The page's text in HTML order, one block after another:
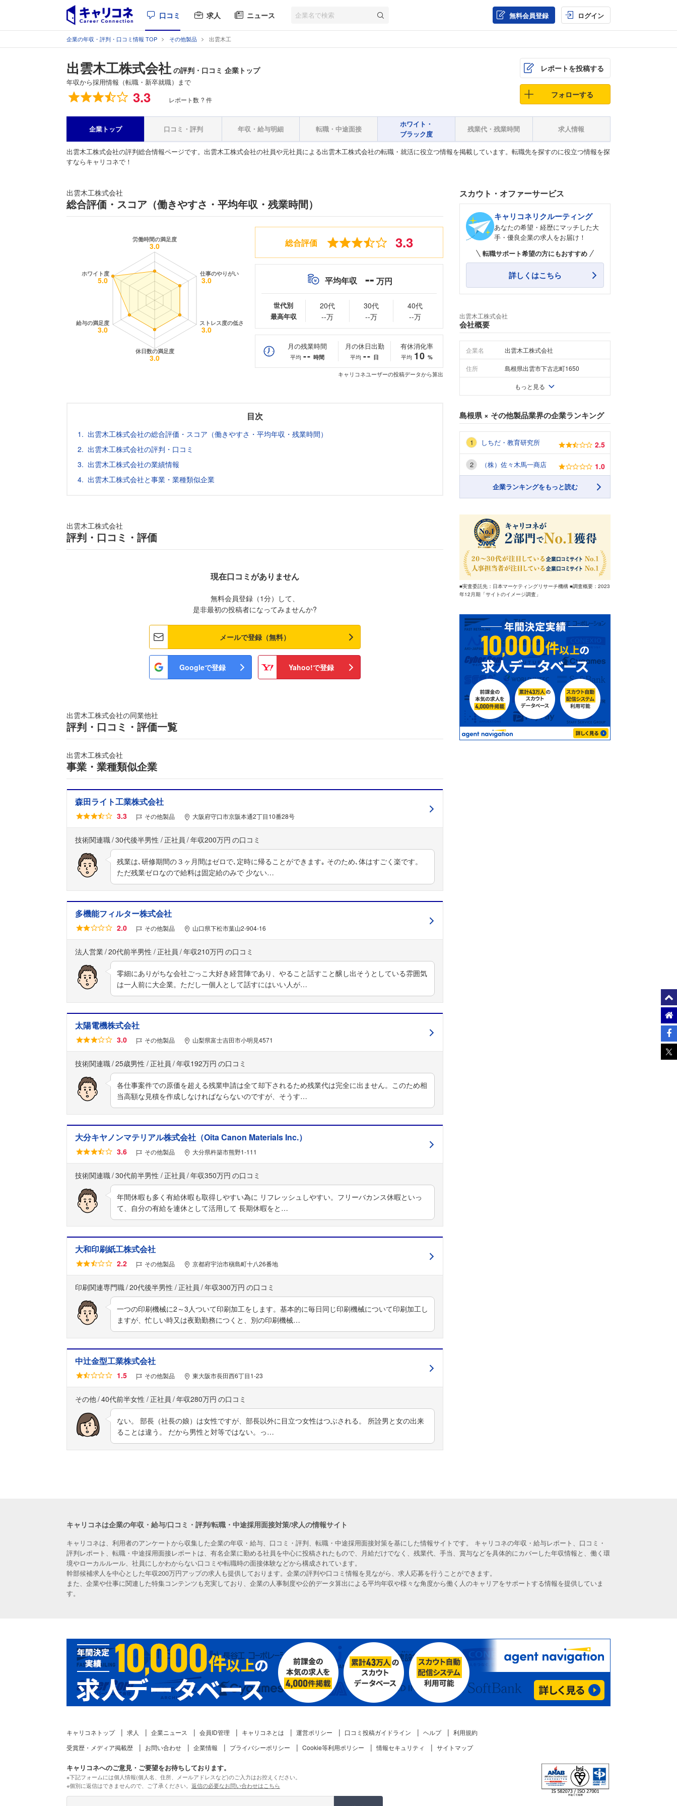
口コミ 求人 ニュース 無料会員登録 ログイン
企業の年収・評判・口コミ情報 TOP その他製品 出雲木工
出雲木工株式会社 の評判・口コミ 企業トップ
年収から採用情報（転職・新卒就職）まで
総合評価 3.3 レポート数 ? 件
レポートを投稿する
フォローする
企業トップ 口コミ・評判 年収・給与明細 転職・中途面接
ホワイト・
ブラック度
残業代・残業時間 求人情報
出雲木工株式会社の評判総合情報ページです。出雲木工株式会社の社員や元社員による出雲木工株式会社の転職・就活に役立つ情報を掲載しています。転職先を探すのに役立つ情報を探
すならキャリコネで！
フォローしました
出雲木工株式会社
総合評価・スコア（働きやすさ・平均年収・残業時間）
総合評価 3.3
平均年収 -- 万円
世代別
最高年収
20代
--万
30代
--万
40代
--万
月の残業時間
平均 -- 時間
月の休日出勤
平均 -- 日
有休消化率
平均 10 %
キャリコネユーザーの投稿データから算出
目次
出雲木工株式会社の総合評価・スコア（働きやすさ・平均年収・残業時間）
出雲木工株式会社の評判・口コミ
出雲木工株式会社の業績情報
出雲木工株式会社と事業・業種類似企業
出雲木工株式会社
評判・口コミ・評価
現在口コミがありません
無料会員登録（1分）して、
是非最初の投稿者になってみませんか?
メールで登録（無料）
Googleで登録 Yahoo!で登録
出雲木工株式会社の同業他社
評判・口コミ・評価一覧
出雲木工株式会社
事業・業種類似企業
森田ライト工業株式会社
3.3 その他製品 大阪府守口市京阪本通2丁目10番28号
技術関連職 30代後半男性 正社員 年収200万円
残業は､研修期間の３ヶ月間はゼロで､定時に帰ることができます｡ そのため､体はすごく楽です。
ただ残業ゼロなので給料は固定給のみで 少ない…
多機能フィルター株式会社
2.0 その他製品 山口県下松市葉山2-904-16
法人営業 20代前半男性 正社員 年収210万円
零細にありがちな会社ごっこ大好き経営陣であり、やること話すこと醸し出そうとしている雰囲気
は一人前に大企業。ただし一個人として話すにはいい人が…
太陽電機株式会社
3.0 その他製品 山梨県富士吉田市小明見4571
技術関連職 25歳男性 正社員 年収192万円
各仕事案件での原価を超える残業申請は全て却下されるため残業代は完全に出ません。このため相
当高額な見積を作成しなければならないのですが、そうす…
大分キヤノンマテリアル株式会社（Oita Canon Materials Inc.）
3.6 その他製品 大分県杵築市熊野1-111
技術関連職 30代前半男性 正社員 年収350万円
年間休暇も多く有給休暇も取得しやすい為に リフレッシュしやすい。フリーバカンス休暇といっ
て、自分の有給を連休として活用して 長期休暇をと…
大和印刷紙工株式会社
2.2 その他製品 京都府宇治市槇島町十八26番地
印刷関連専門職 20代後半男性 正社員 年収300万円
一つの印刷機械に2～3人ついて印刷加工をします。基本的に毎日同じ印刷機械について印刷加工し
ますが、忙しい時又は夜勤勤務につくと、別の印刷機械…
中辻金型工業株式会社
1.5 その他製品 東大阪市長田西6丁目1-23
その他 40代前半女性 正社員 年収280万円
ない。 部長（社長の娘）は女性ですが、部長以外に目立つ女性はつぶされる。 所詮男と女の出来
ることは違う。 だから男性と対等ではない。っ…
スカウト・オファーサービス
キャリコネリクルーティング
あなたの希望・経歴にマッチした大
手・優良企業の求人をお届け！
転職サポート希望の方にもおすすめ
詳しくはこちら
出雲木工株式会社
会社概要
企業名 出雲木工株式会社
住所 島根県出雲市下古志町1650
もっと見る
島根県× その他製品業界の企業ランキング
しちだ・教育研究所 2.5
（株）佐々木馬一商店 1.0
企業ランキングをもっと読む
■実査委託先：日本マーケティングリサーチ機構 ■調査概要：2023
年12月期「サイトのイメージ調査」
キャリコネは企業の年収・給与/口コミ・評判/転職・中途採用面接対策/求人の情報サイト
キャリコネは、利用者のアンケートから収集した企業の年収・給与、口コミ・評判、転職・中途採用面接対策を基にした情報サイトです。 キャリコネの年収・給与レポート、口コミ・
評判レポート、転職・中途採用面接レポートは、有名企業に勤める社員を中心に投稿されたもので、月給だけでなく、残業代、手当、賞与などを具体的にカバーした年収情報と、働く環
境やローカルルール、社員にしかわからない口コミや転職時の面接体験などから構成されています。
幹部候補求人を中心とした年収200万円アップの求人も提供しております。企業の評判や口コミ情報を見ながら、求人応募を行うことができます。
また、企業や仕事に関連した特集コンテンツも充実しており、企業の人事制度や公的データ算出による平均年収や様々な角度から働く人のキャリアをサポートする情報を提供していま
す。
キャリコネトップ 求人 企業ニュース 会員ID管理 キャリコネとは 運営ポリシー 口コミ投稿ガイドライン ヘルプ
利用規約
受賞歴・メディア掲載歴
お問い合わせ 企業情報 プライバシーポリシー Cookie等利用ポリシー 情報セキュリティ サイトマップ
キャリコネへのご意見・ご要望をお待ちしております。
※下記フォームには個人情報(個人名、住所、メールアドレスなど)のご入力はお控えください。
※個別に返信はできませんので、ご了承ください。 返信の必要なお問い合わせはこちら